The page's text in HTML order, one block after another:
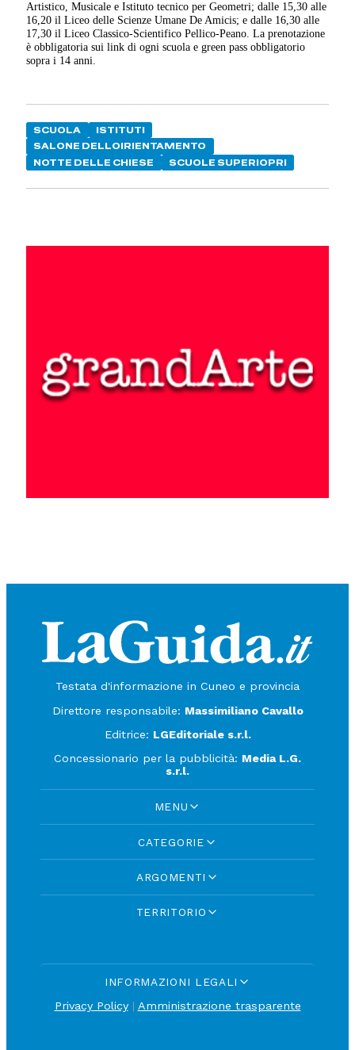
Artistico, Musicale e Istituto tecnico per Geometri; dalle 15,30 alle
16,20 il Liceo delle Scienze Umane De Amicis; e dalle 16,30 alle
17,30 il Liceo Classico-Scientifico Pellico-Peano. La prenotazione
è obbligatoria sui link di ogni scuola e green pass obbligatorio
sopra i 14 anni.
SCUOLA
ISTITUTI
SALONE DELLOIRIENTAMENTO
NOTTE DELLE CHIESE
SCUOLE SUPERIOPRI
Testata d'informazione in Cuneo e provincia
Direttore responsabile: Massimiliano Cavallo
Editrice: LGEditoriale s.r.l.
Concessionario per la pubblicità: Media L.G.
s.r.l.
MENU
CATEGORIE
ARGOMENTI
TERRITORIO
INFORMAZIONI LEGALI
Privacy Policy| Amministrazione trasparente